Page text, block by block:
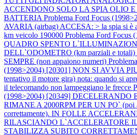
ACCENDONO SOLO LA SPIA OLIO
BATTERIA Problema Ford Focus
AVARIA (airbag) ACCESA: > la spia si è
km veicolo 190000 Problema Ford Focus
QUADRO SPENTO
DELL`ODOMETRO (km parziali e
SEMPRE (non appaiono numeri)
(1998>2004) [20301] NON SI AVVIA
tentativo il motore gira) nota: quando si
il telecomando non lampeggiano le frecce
(1998>2004) [20349] DECELERANDO
RIMANE A 2000RPM PER UN PO` (poi
correttamente). IN FOLLE
RILASCIANDO L`ACCELERATORE
STABILIZZA SUBITO